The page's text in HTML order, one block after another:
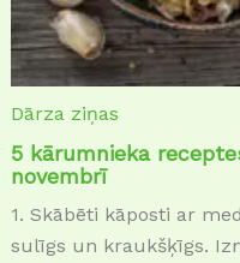
Dārza ziņas
5 kārumnieka
novembrī
1. Skābēti kāposti ar
sulīgs un kraukšķīgs.